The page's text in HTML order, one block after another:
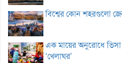
বিশ্বের কোন শহরগুলো
এক মায়ের অনুরোধে ভিসা
‘খেলাঘর’